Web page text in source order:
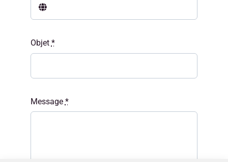
Objet *
Message *